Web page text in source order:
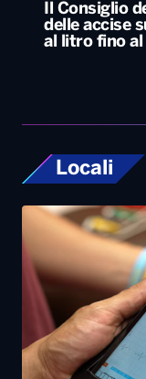
Il Consiglio
delle accise
al litro fino al
Locali